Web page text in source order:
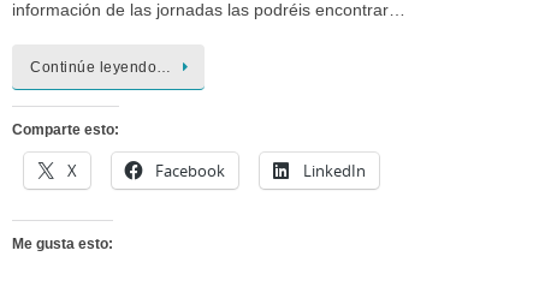
información de las jornadas las podréis encontrar…
Continúe leyendo…
Comparte esto:
X Facebook LinkedIn
Me gusta esto: